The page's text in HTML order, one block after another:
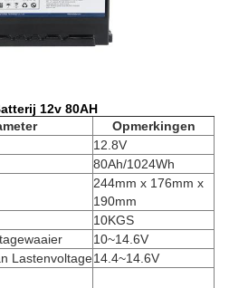
12v 80AH
Opmerkingen
12.8V
80Ah/1024Wh
244mm x 176mm x
190mm
10KGS
10~14.6V
Lastenvoltage14.4~14.6V